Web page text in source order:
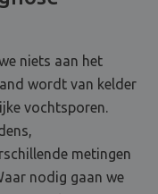
niets aan het
wordt van kelder
vochtsporen.
metingen
nodig gaan we